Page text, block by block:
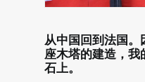
从中国回到法国
座木塔的建造，我
石上。